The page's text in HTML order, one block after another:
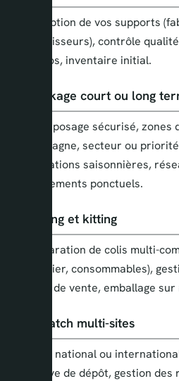
Réception de vos supports
fournisseurs), contrôle
photos, inventaire initial.
Stockage court ou long
Entreposage sécurisé, zones
campagne, secteur ou
opérations saisonnières,
événements ponctuels.
Picking et kitting
Préparation de colis multi-
mobilier, consommables),
point de vente, emballage
Dispatch multi-sites
Envoi national ou
preuve de dépôt, gestion